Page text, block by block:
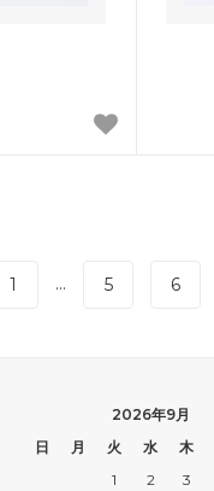
1 ... 5 6
2026年9月
日
月 火 水 木
1
2 3